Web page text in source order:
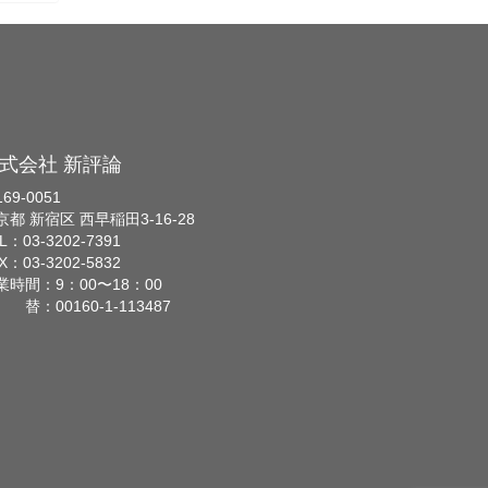
会社 新評論
0051
都 新宿区 西早稲田3-16-28
：03-3202-7391
：03-3202-5832
時間：9：00〜18：00
：00160-1-113487